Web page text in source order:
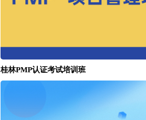
桂林PMP认证考试培训班